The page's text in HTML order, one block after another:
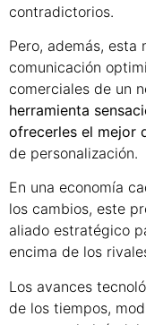
contradictorios.
Pero, además, esta
comunicación
comerciales de un
herramienta
ofrecerles el mejor
de personalización.
En una economía
los cambios, este
aliado estratégico
encima de los
Los avances
de los tiempos,